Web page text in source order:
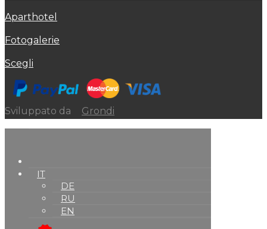
Aparthotel
Fotogalerie
Scegli
Sviluppato da Grondi
IT
DE
RU
EN